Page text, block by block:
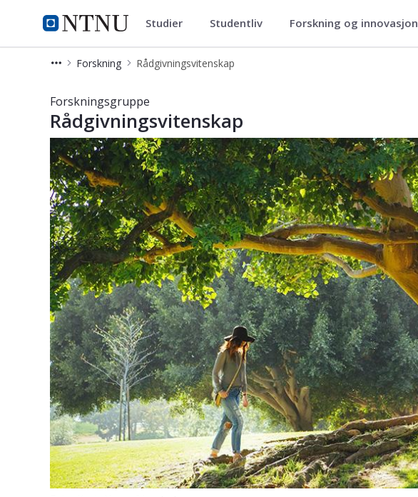
NTNU Hjemmeside
Institutt for pedagogikk og livslang læring
Studier Studentliv Forskning og innovasjon
Forskning Rådgivningsvitenskap
Forskningsgruppe
Rådgivningsvitenskap